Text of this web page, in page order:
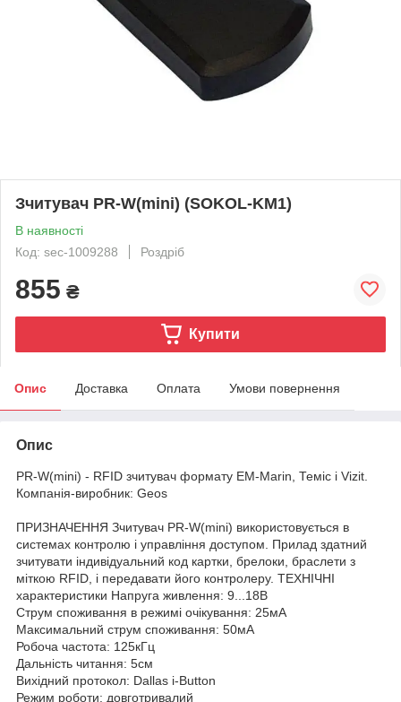
Зчитувач PR-W(mini) (SOKOL-KM1)
В наявності
Код: sec-1009288
Роздріб
855 ₴
Купити
Опис Доставка Оплата Умови повернення
Опис
PR-W(mini) - RFID зчитувач формату EM-Marin, Теміс і Vizit.
Компанія-виробник: Geos
ПРИЗНАЧЕННЯ Зчитувач PR-W(mini) використовується в
системах контролю і управління доступом. Прилад здатний
зчитувати індивідуальний код картки, брелоки, браслети з
міткою RFID, і передавати його контролеру. ТЕХНІЧНІ
характеристики Напруга живлення: 9...18В
Струм споживання в режимі очікування: 25мА
Максимальний струм споживання: 50мА
Робоча частота: 125кГц
Дальність читання: 5см
Вихідний протокол: Dallas i-Button
Режим роботи: довготривалий